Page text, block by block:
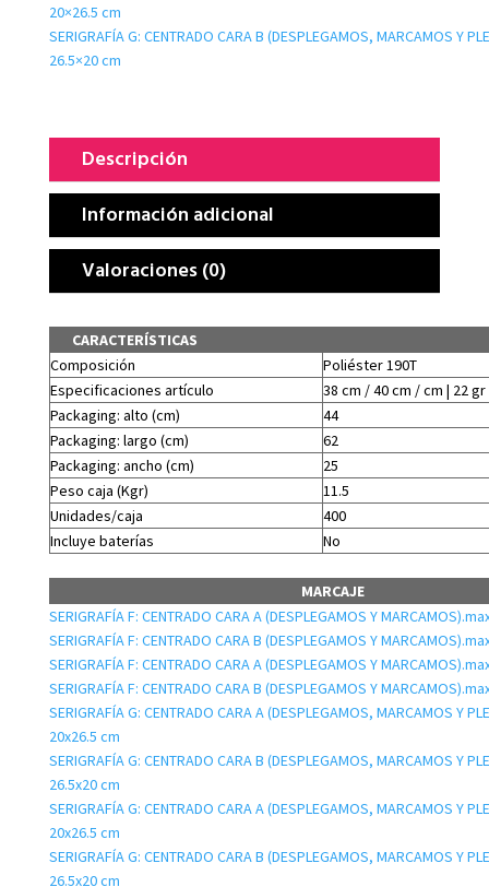
20×26.5 cm
SERIGRAFÍA G: CENTRADO CARA B (DESPLEGAMOS, MARCAMOS Y
26.5×20 cm
Descripción
Información adicional
Valoraciones (0)
CARACTERÍSTICAS
Composición
Poliéster 190T
Especificaciones artículo
38 cm / 40 cm / cm | 22 gr
Packaging: alto (cm)
44
Packaging: largo (cm)
62
Packaging: ancho (cm)
25
Peso caja (Kgr)
11.5
Unidades/caja
400
Incluye baterías
No
MARCAJE
SERIGRAFÍA F: CENTRADO CARA A (DESPLEGAMOS Y
SERIGRAFÍA F: CENTRADO CARA B (DESPLEGAMOS Y
SERIGRAFÍA F: CENTRADO CARA A (DESPLEGAMOS Y
SERIGRAFÍA F: CENTRADO CARA B (DESPLEGAMOS Y
SERIGRAFÍA G: CENTRADO CARA A (DESPLEGAMOS, MARCAMOS Y
20x26.5 cm
SERIGRAFÍA G: CENTRADO CARA B (DESPLEGAMOS, MARCAMOS Y
26.5x20 cm
SERIGRAFÍA G: CENTRADO CARA A (DESPLEGAMOS, MARCAMOS Y
20x26.5 cm
SERIGRAFÍA G: CENTRADO CARA B (DESPLEGAMOS, MARCAMOS Y
26.5x20 cm